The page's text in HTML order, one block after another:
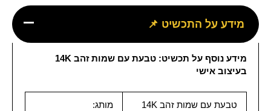
מידע על התכשיט 📌
מידע נוסף על תכשיט: טבעת עם שמות זהב 14K
בעיצוב אישי
טבעת עם שמות זהב 14K
מותג: